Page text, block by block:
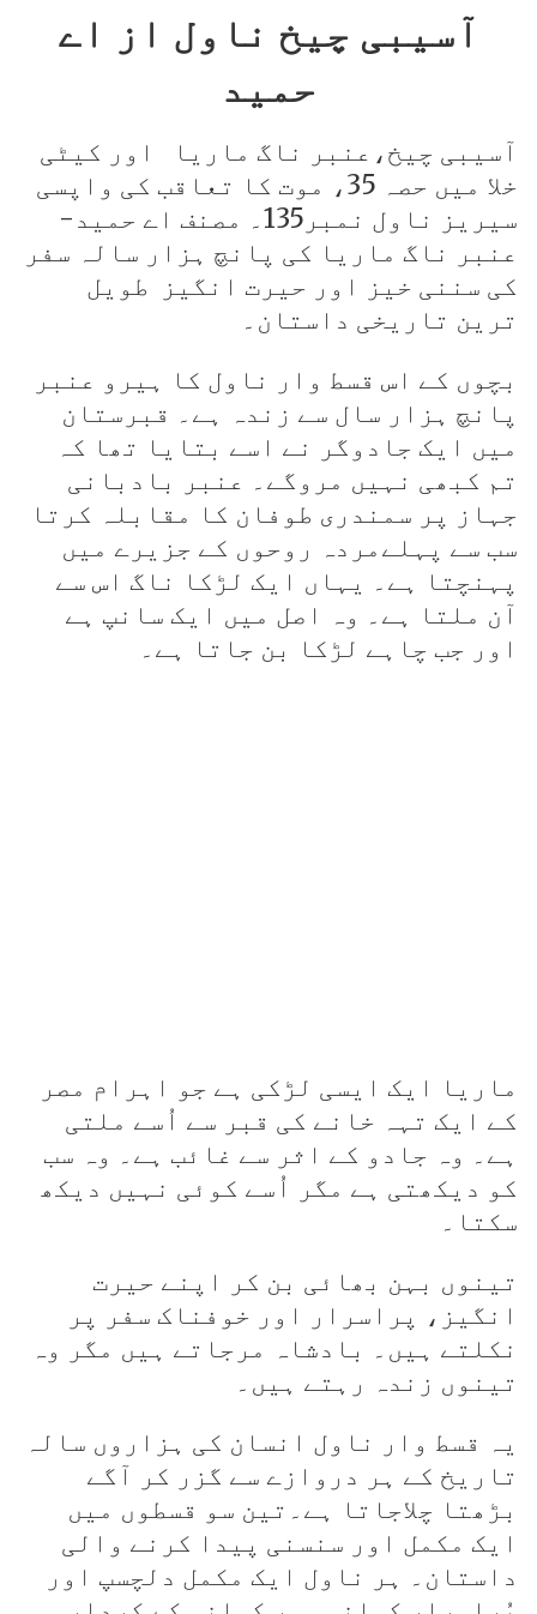
آسیبی چیخ ناول از اے
حمید
آسیبی چیخ،عنبر ناگ ماریا اور کیٹی
خلا میں حصہ 35، موت کا تعاقب کی واپسی
سیریز ناول نمبر135۔ مصنف اے حمید-
عنبر ناگ ماریا کی پانچ ہزار سالہ سفر
کی سننی خیز اور حیرت انگیز طویل
ترین تاریخی داستان۔
بچوں کے اس قسط وار ناول کا ہیرو عنبر
پانچ ہزار سال سے زندہ ہے۔ قبرستان
میں ایک جادوگر نے اسے بتایا تھا کہ
تم کبھی نہیں مروگے۔ عنبر بادبانی
جہاز پر سمندری طوفان کا مقابلہ کرتا
سب سے پہلےمردہ روحوں کے جزیرے میں
پہنچتا ہے۔ یہاں ایک لڑکا ناگ اس سے
آن ملتا ہے۔ وہ اصل میں ایک سانپ ہے
اور جب چاہے لڑکا بن جاتا ہے۔
ماریا ایک ایسی لڑکی ہے جو اہرام مصر
کے ایک تہہ خانے کی قبر سے اُسے ملتی
ہے۔ وہ جادو کے اثر سے غائب ہے۔ وہ سب
کو دیکھتی ہے مگر اُسے کوئی نہیں دیکھ
سکتا۔
تینوں بہن بھائی بن کر اپنے حیرت
انگیز، پراسرار اور خوفناک سفر پر
نکلتے ہیں۔ بادشاہ مرجاتے ہیں مگر وہ
تینوں زندہ رہتے ہیں۔
یہ قسط وار ناول انسان کی ہزاروں سالہ
تاریخ کے ہر دروازے سے گزر کر آگے
بڑھتا چلاجاتا ہے۔تین سو قسطوں میں
ایک مکمل اور سنسنی پیدا کرنے والی
داستان۔ ہر ناول ایک مکمل دلچسپ اور